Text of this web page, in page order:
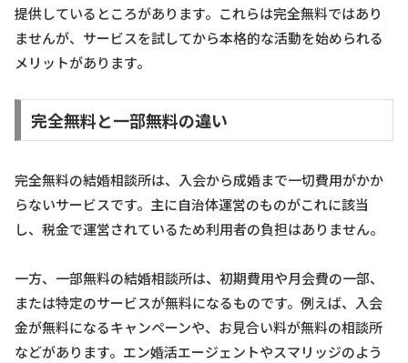
提供しているところがあります。これらは完全無料ではあり
ませんが、サービスを試してから本格的な活動を始められる
メリットがあります。
完全無料と一部無料の違い
完全無料の結婚相談所は、入会から成婚まで一切費用がかか
らないサービスです。主に自治体運営のものがこれに該当
し、税金で運営されているため利用者の負担はありません。
一方、一部無料の結婚相談所は、初期費用や月会費の一部、
または特定のサービスが無料になるものです。例えば、入会
金が無料になるキャンペーンや、お見合い料が無料の相談所
などがあります。エン婚活エージェントやスマリッジのよう